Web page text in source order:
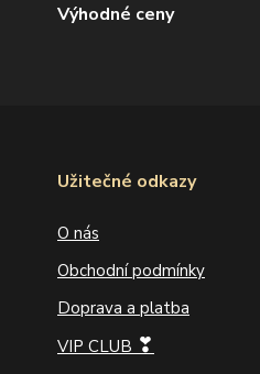
Výhodné ceny
Užitečné odkazy
O nás
Obchodní podmínky
Doprava a platba
VIP CLUB ❣